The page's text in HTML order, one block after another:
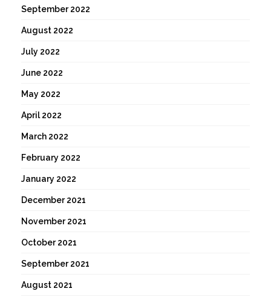
September 2022
August 2022
July 2022
June 2022
May 2022
April 2022
March 2022
February 2022
January 2022
December 2021
November 2021
October 2021
September 2021
August 2021